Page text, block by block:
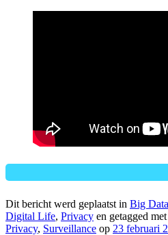
Dit bericht werd geplaatst in Big Data
Digital Life, Privacy en getagged met
Privacy, Surveillance op 23 februari